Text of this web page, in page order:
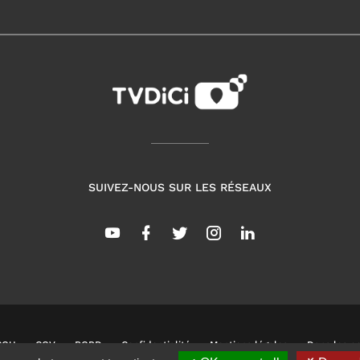
SUIVEZ-NOUS SUR LES RÉSEAUX
CGV RGPD Confidentialité Mentions légales Dans les